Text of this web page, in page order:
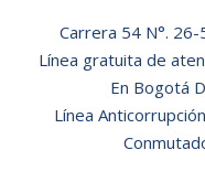
Carrera 54 N°. 26-
Línea gratuita de
En Bogotá
Línea